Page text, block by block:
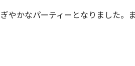
やかなパーティーとなりました。